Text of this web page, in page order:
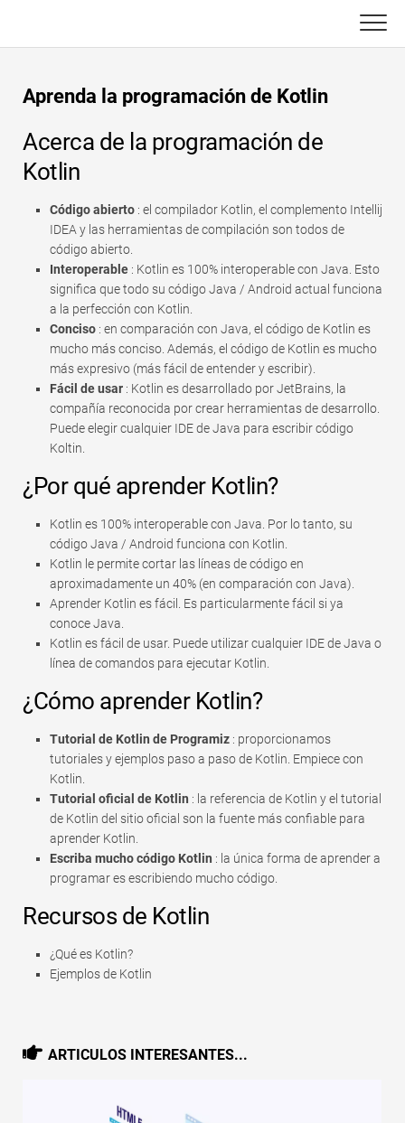
content
Fórmula
Glosario
Atajos de teclado
Tabla dinámica
TechTV
JavaScript
Kotlin
Pitón
Rápido
Aprenda la programación de Kotlin
Acerca de la programación de
Kotlin
Código abierto : el compilador Kotlin, el complemento Intellij
IDEA y las herramientas de compilación son todos de
código abierto.
Interoperable : Kotlin es 100% interoperable con Java. Esto
significa que todo su código Java / Android actual funciona
a la perfección con Kotlin.
Conciso : en comparación con Java, el código de Kotlin es
mucho más conciso. Además, el código de Kotlin es mucho
más expresivo (más fácil de entender y escribir).
Fácil de usar : Kotlin es desarrollado por JetBrains, la
compañía reconocida por crear herramientas de desarrollo.
Puede elegir cualquier IDE de Java para escribir código
Koltin.
¿Por qué aprender Kotlin?
Kotlin es 100% interoperable con Java. Por lo tanto, su
código Java / Android funciona con Kotlin.
Kotlin le permite cortar las líneas de código en
aproximadamente un 40% (en comparación con Java).
Aprender Kotlin es fácil. Es particularmente fácil si ya
conoce Java.
Kotlin es fácil de usar. Puede utilizar cualquier IDE de Java o
línea de comandos para ejecutar Kotlin.
¿Cómo aprender Kotlin?
Tutorial de Kotlin de Programiz : proporcionamos
tutoriales y ejemplos paso a paso de Kotlin. Empiece con
Kotlin.
Tutorial oficial de Kotlin : la referencia de Kotlin y el tutorial
de Kotlin del sitio oficial son la fuente más confiable para
aprender Kotlin.
Escriba mucho código Kotlin : la única forma de aprender a
programar es escribiendo mucho código.
Recursos de Kotlin
¿Qué es Kotlin?
Ejemplos de Kotlin
ARTICULOS INTERESANTES...